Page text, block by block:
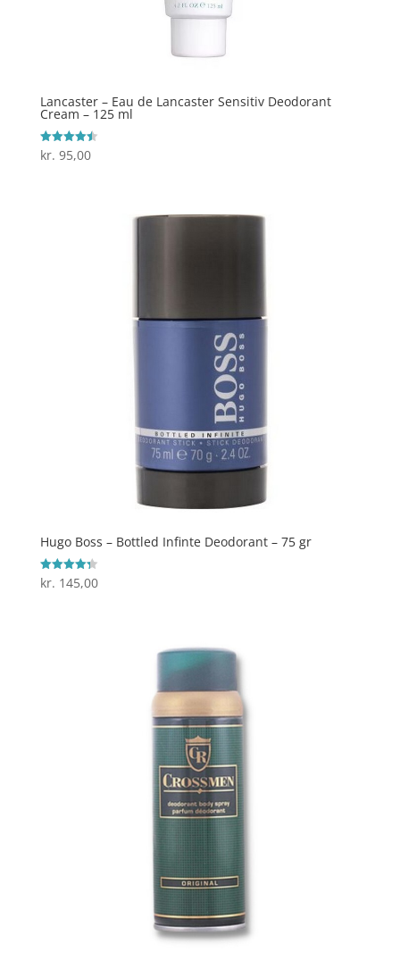
Lancaster – Eau de Lancaster Sensitiv Deodorant
Cream – 125 ml
Vurderet
4.5
kr. 95,00
Hugo Boss – Bottled Infinte Deodorant – 75 gr
Vurderet
4.3
kr. 145,00